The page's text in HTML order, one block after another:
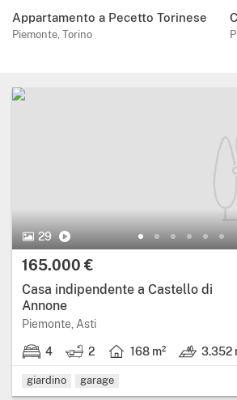
Appartamento a Pecetto Torinese
Piemonte, Torino
29
29 Foto.Video
Prezzo:
165.000 €
Casa indipendente a Castello di
Annone
Piemonte, AstiRegione: Piemonte,
4
4 stanze da letto.
2
2 bagni. 168 m²
Superficie abitabile:3.352
Terreno:
giardino garage